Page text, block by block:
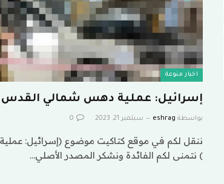
اخبار منوعة
إسرائيل: عملية دهس شمالي القدس
بواسطة eshrag سبتمبر 21, 2023 0
ننقل لكم في موقع كتاكيت موضوع (إسرائيل:
) نتمنى لكم الفائدة ونشكر المصدر الأصلي…